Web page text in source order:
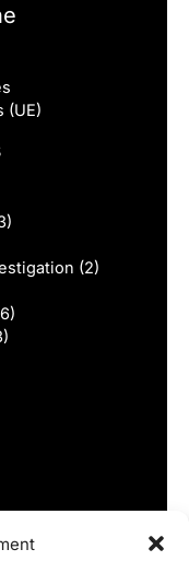
(UE)
(2)